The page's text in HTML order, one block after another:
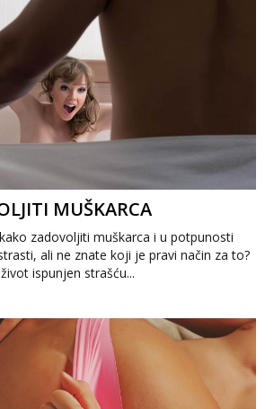
MUŠKARCA
zadovoljiti muškarca i u potpunosti
ali ne znate koji je pravi način za to?
ispunjen strašću...